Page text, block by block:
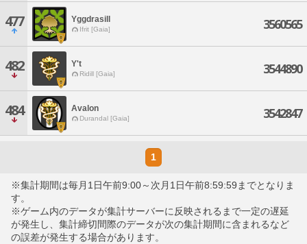
477 Yggdrasill
Ifrit [Gaia] 3560565
482 Y't
Ridill [Gaia] 3544890
484 Avalon
Durandal [Gaia] 3542847
1
※集計期間は毎月1日午前9:00～次月1日午前8:59:59までとなりま
す。
※ゲーム内のデータが集計サーバーに反映されるまで一定の遅延
が発生し、集計締切間際のデータが次の集計期間に含まれるなど
の誤差が発生する場合があります。